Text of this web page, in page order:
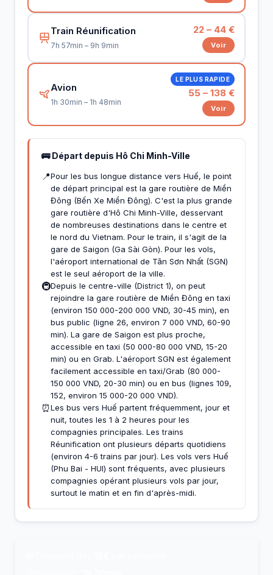
Train Réunification
7h 57min – 9h 9min
22 – 44 €
Voir
Avion
1h 30min – 1h 48min
LE PLUS RAPIDE
55 – 138 €
Voir
🚌 Départ depuis Hô Chi Minh-Ville
📍Pour les bus longue distance vers Huế, le point
de départ principal est la gare routière de Miền
Đông (Bến Xe Miền Đông). C'est la plus grande
gare routière d'Hô Chi Minh-Ville, desservant
de nombreuses destinations dans le centre et
le nord du Vietnam. Pour le train, il s'agit de la
gare de Saigon (Ga Sài Gòn). Pour les vols,
l'aéroport international de Tân Sơn Nhất (SGN)
est le seul aéroport de la ville.
🚇Depuis le centre-ville (District 1), on peut
rejoindre la gare routière de Miền Đông en taxi
(environ 150 000-200 000 VND, 30-45 min), en
bus public (ligne 26, environ 7 000 VND, 60-90
min). La gare de Saigon est plus proche,
accessible en taxi (50 000-80 000 VND, 15-20
min) ou en Grab. L'aéroport SGN est également
facilement accessible en taxi/Grab (80 000-
150 000 VND, 20-30 min) ou en bus (lignes 109,
152, environ 15 000-20 000 VND).
⏰Les bus vers Huế partent fréquemment, jour et
nuit, toutes les 1 à 2 heures pour les
compagnies principales. Les trains
Réunification ont plusieurs départs quotidiens
(environ 4-6 trains par jour). Les vols vers Huế
(Phu Bai - HUI) sont fréquents, avec plusieurs
compagnies opérant plusieurs vols par jour,
surtout le matin et en fin d'après-midi.